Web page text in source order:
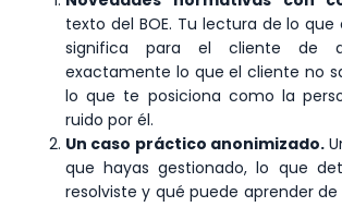
texto del BOE. Tu lectura de lo
significa para el cliente de
exactamente lo que el cliente no
lo que te posiciona como la
ruido por él.
Un caso práctico anonimizado.
que hayas gestionado, lo que
resolviste y qué puede aprender de